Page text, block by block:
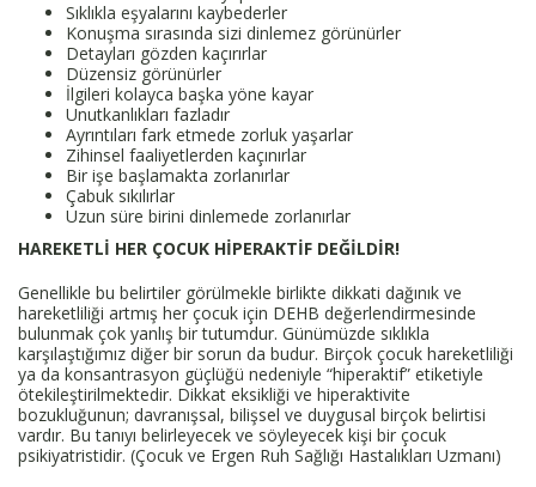
Sıklıkla eşyalarını kaybederler
Konuşma sırasında sizi dinlemez görünürler
Detayları gözden kaçırırlar
Düzensiz görünürler
İlgileri kolayca başka yöne kayar
Unutkanlıkları fazladır
Ayrıntıları fark etmede zorluk yaşarlar
Zihinsel faaliyetlerden kaçınırlar
Bir işe başlamakta zorlanırlar
Çabuk sıkılırlar
Uzun süre birini dinlemede zorlanırlar
HAREKETLİ HER ÇOCUK HİPERAKTİF DEĞİLDİR!
Genellikle bu belirtiler görülmekle birlikte dikkati dağınık ve
hareketliliği artmış her çocuk için DEHB değerlendirmesinde
bulunmak çok yanlış bir tutumdur. Günümüzde sıklıkla
karşılaştığımız diğer bir sorun da budur. Birçok çocuk hareketliliği
ya da konsantrasyon güçlüğü nedeniyle “hiperaktif” etiketiyle
ötekileştirilmektedir. Dikkat eksikliği ve hiperaktivite
bozukluğunun; davranışsal, bilişsel ve duygusal birçok belirtisi
vardır. Bu tanıyı belirleyecek ve söyleyecek kişi bir çocuk
psikiyatristidir. (Çocuk ve Ergen Ruh Sağlığı Hastalıkları Uzmanı)